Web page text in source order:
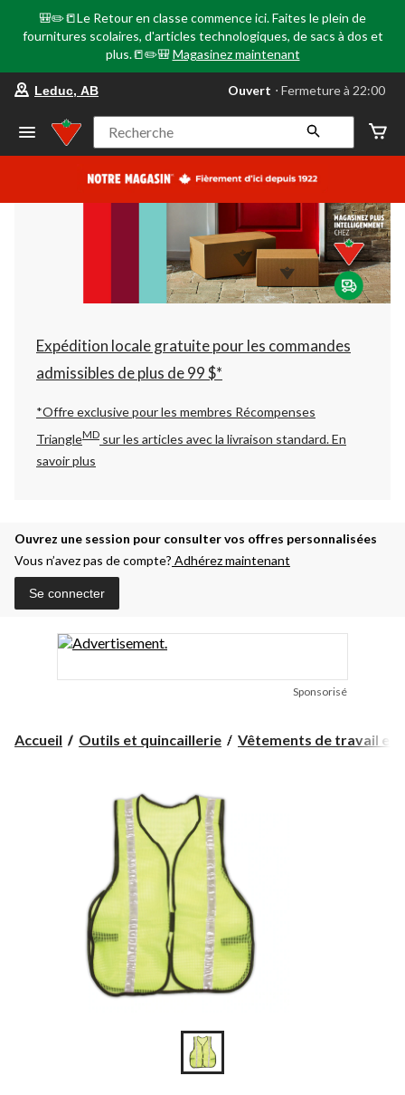
🎒✏️📒Le Retour en classe commence ici. Faites le plein de
fournitures scolaires, d'articles technologiques, de sacs à dos et
plus.📒✏️🎒 Magasinez maintenant
votre
préféré
Leduc,
AB,
courament
Fermeture
à
22:00
cliquer
pour
changer
Leduc, AB Ouvert ⋅ Fermeture à 22:00
Recherche
Expédition locale gratuite pour les commandes
admissibles de plus de 99 $*
*Offre exclusive pour les membres Récompenses
TriangleMD sur les articles avec la livraison standard.En
savoir plus
Ouvrez une session pour consulter vos offres personnalisées
Vous n’avez pas de compte? Adhérez maintenant
Se connecter
Sponsorisé
Accueil Outils et quincaillerie Vêtements de travail et